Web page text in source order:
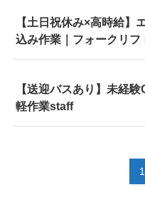
【土日祝休み×高時給】
込み作業｜フォークリフ
【送迎バスあり】未経
軽作業staff
1